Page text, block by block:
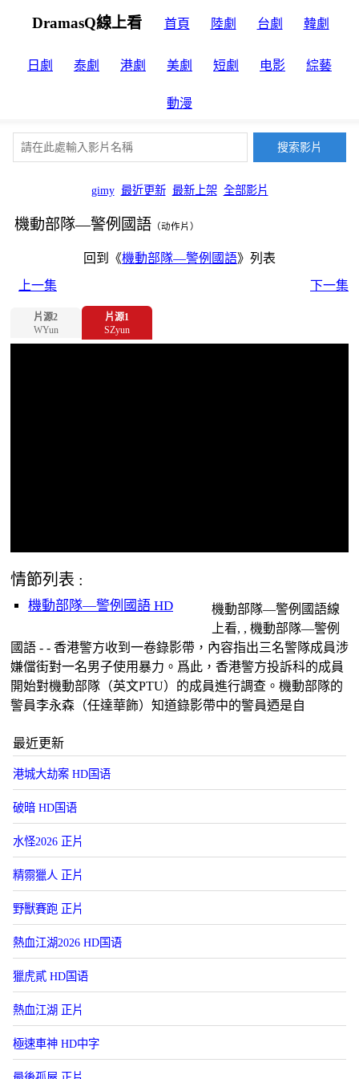
DramasQ線上看 首頁 陸劇 台劇 韓劇
日劇 泰劇 港劇 美劇 短劇 电影 綜藝
動漫
gimy 最近更新 最新上架 全部影片
機動部隊—警例國語 （动作片）
回到《機動部隊—警例國語》列表
上一集
下一集
片源2
WYun
片源1
SZyun
情節列表 :
機動部隊—警例國語 HD
機動部隊—警例國語線
上看, , 機動部隊—警例
國語 - - 香港警方收到一卷錄影帶，內容指出三名警隊成員涉
嫌儅街對一名男子使用暴力。爲此，香港警方投訴科的成員
開始對機動部隊（英文PTU）的成員進行調查。機動部隊的
警員李永森（任達華飾）知道錄影帶中的警員迺是自
最近更新
港城大劫案 HD国语
破暗 HD国语
水怪2026 正片
精霛獵人 正片
野獸賽跑 正片
熱血江湖2026 HD国语
獵虎貳 HD国语
熱血江湖 正片
極速車神 HD中字